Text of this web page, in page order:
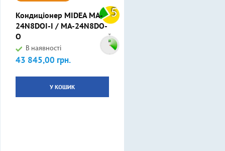
5
Кондиціонер MIDEA MA-
24N8DOI-I / MA-24N8DO-
O
В наявності
Ціна
43 845,00 грн.
У КОШИК